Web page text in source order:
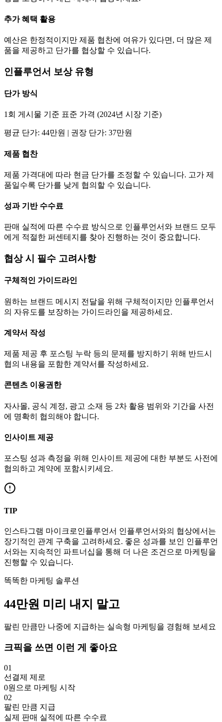
추가 혜택 활용
예산은 한정적이지만 제품 협찬에 여유가 있다면, 더 많은 제
품을 제공하고 단가를 협상할 수 있습니다.
인플루언서 보상 유형
단가방식
1회 게시물 기준 표준 가격 (2024년 시장 기준)
평균 단가: 44만원 | 권장 단가: 37만원
제품 협찬
제품 가격대에 따라 현금 단가를 조정할 수 있습니다. 고가 제
품일수록 단가를 낮게 협의할 수 있습니다.
성과 기반 수수료
판매 실적에 따른 수수료 방식으로 인플루언서와 브랜드 모두
에게 적절한 퍼센테지를 찾아 진행하는 것이 중요합니다.
협상 시 필수 고려사항
구체적인 가이드라인
원하는 브랜드 메시지 전달을 위해 구체적이지만 인플루언서
의 자유도를 보장하는 가이드라인을 제공하세요.
계약서 작성
제품 제공 후 포스팅 누락 등의 문제를 방지하기 위해 반드시
협의 내용을 포함한 계약서를 작성하세요.
콘텐츠 이용권한
자사몰, 공식 계정, 광고 소재 등 2차 활용 범위와 기간을 사전
에 명확히 협의해야 합니다.
인사이트 제공
포스팅 성과 측정을 위해 인사이트 제공에 대한 부분도 사전에
협의하고 계약에 포함시키세요.
TIP
인스타그램 마이크로인플루언서 인플루언서와의 협상에서는
장기적인 관계 구축을 고려하세요. 좋은 성과를 보인 인플루언
서와는 지속적인 파트너십을 통해 더 나은 조건으로 마케팅을
진행할 수 있습니다.
똑똑한 마케팅 솔루션
44만원 미리 내지 말고
팔린 만큼만 나중에 지급하는 실속형 마케팅을 경험해 보세요
크픽을 쓰면 이런 게 좋아요
01
선결제 제로
0원으로 마케팅 시작
02
팔린 만큼 지급
실제 판매 실적에 따른 수수료